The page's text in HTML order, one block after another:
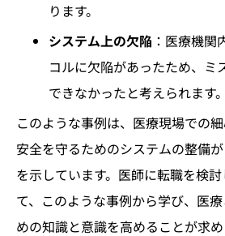
ります。
システム上の欠陥 ：医療機関
コルに欠陥があったため、ミ
できなかったと考えられます。
このような事例は、医療現場での
安全を守るためのシステムの整備
を示しています。医師に転職を検
て、このような事例から学び、医
めの知識と意識を高めることが求め